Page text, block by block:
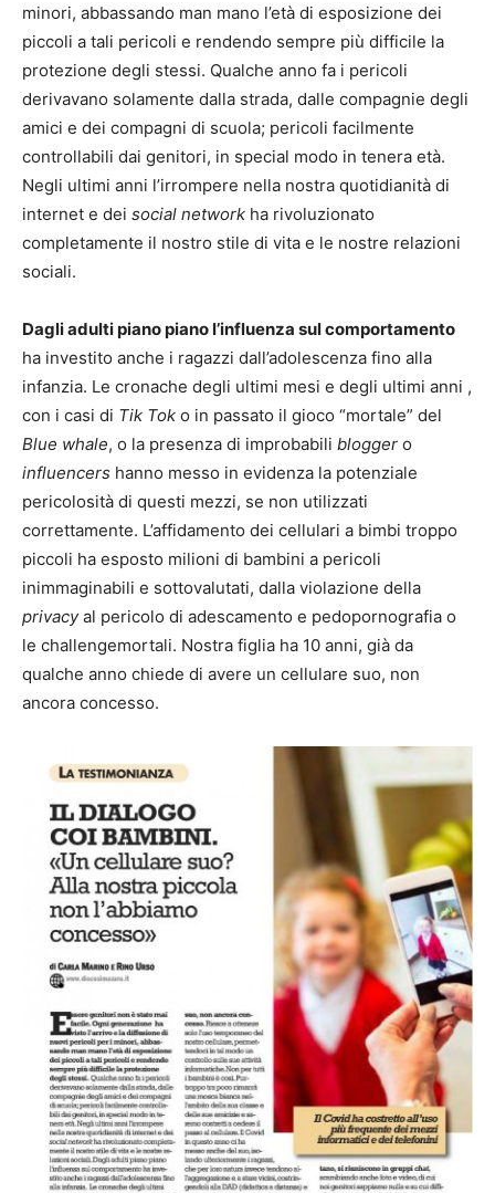
minori, abbassando man mano l’età di esposizione dei
piccoli a tali pericoli e rendendo sempre più difficile la
protezione degli stessi. Qualche anno fa i pericoli
derivavano solamente dalla strada, dalle compagnie degli
amici e dei compagni di scuola; pericoli facilmente
controllabili dai genitori, in special modo in tenera età.
Negli ultimi anni l’irrompere nella nostra quotidianità di
internet e dei social network ha rivoluzionato
completamente il nostro stile di vita e le nostre relazioni
sociali.
Dagli adulti piano piano l’influenza sul comportamento
ha investito anche i ragazzi dall’adolescenza fino alla
infanzia. Le cronache degli ultimi mesi e degli ultimi anni ,
con i casi di Tik Tok o in passato il gioco “mortale” del
Blue whale, o la presenza di improbabili blogger o
influencers hanno messo in evidenza la potenziale
pericolosità di questi mezzi, se non utilizzati
correttamente. L’affidamento dei cellulari a bimbi troppo
piccoli ha esposto milioni di bambini a pericoli
inimmaginabili e sottovalutati, dalla violazione della
privacyal pericolo di adescamento e pedopornografia o
le challengemortali. Nostra figlia ha 10 anni, già da
qualche anno chiede di avere un cellulare suo, non
ancora concesso.